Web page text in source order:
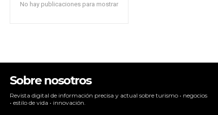
No hay publicaciones para mostrar
Sobre nosotros
Revista digital de información precisa y actual sobre turismo • negocios
• estilo de vida • innovación.